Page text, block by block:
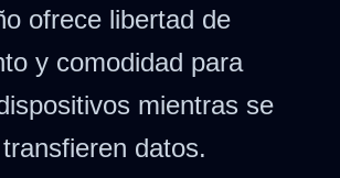
ofrece libertad de
y comodidad para
mientras se
datos.